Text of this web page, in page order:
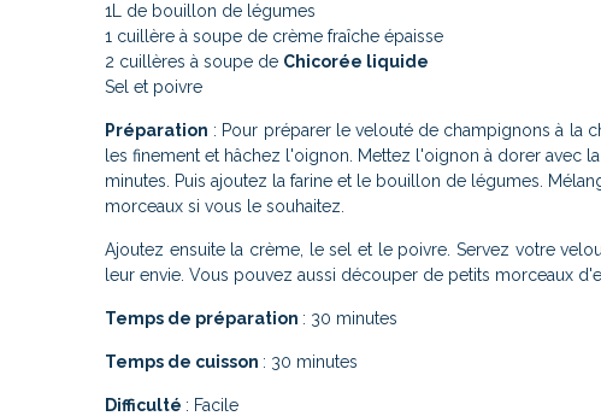
1L de bouillon de légumes
1 cuillère à soupe de crème fraîche épaisse
2 cuillères à soupe de Chicorée liquide
Sel et poivre
Préparation : Pour préparer le velouté de champignons à la
les finement et hâchez l'oignon. Mettez l'oignon à dorer avec
minutes. Puis ajoutez la farine et le bouillon de légumes.
morceaux si vous le souhaitez.
Ajoutez ensuite la crème, le sel et le poivre. Servez votre
leur envie. Vous pouvez aussi découper de petits morceaux
Temps de préparation : 30 minutes
Temps de cuisson : 30 minutes
Difficulté : Facile